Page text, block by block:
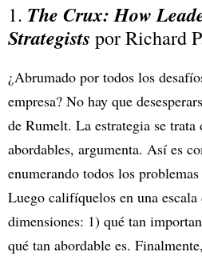
1. The Crux: How
Strategists por Richard
¿Abrumado por todos los
empresa? No hay que
de Rumelt. La estrategia se trata
abordables, argumenta. Así es
enumerando todos los
Luego califíquelos en una
dimensiones: 1) qué tan
qué tan abordable es.